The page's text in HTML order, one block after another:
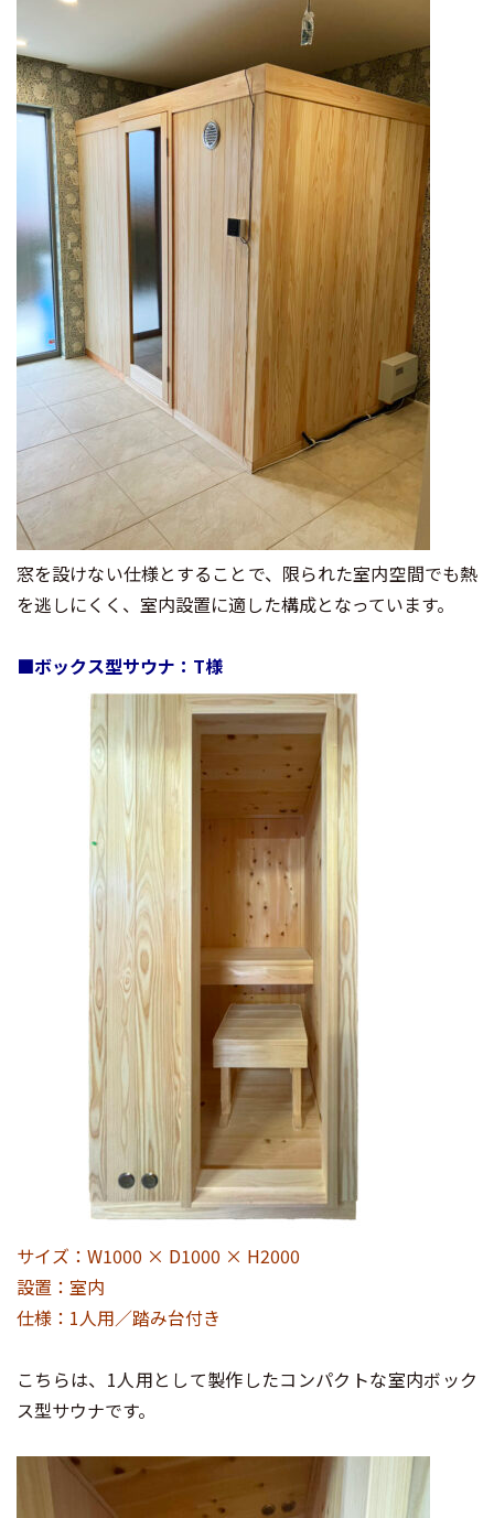
窓を設けない仕様とすることで、限られた室内空間でも熱
を逃しにくく、室内設置に適した構成となっています。
■ボックス型サウナ：T様
サイズ：W1000 × D1000 × H2000
設置：室内
仕様：1人用／踏み台付き
こちらは、1人用として製作したコンパクトな室内ボック
ス型サウナです。